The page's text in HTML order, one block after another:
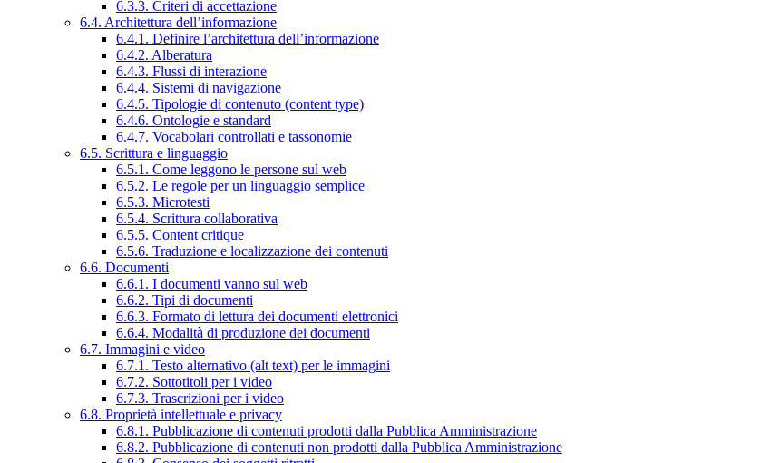
6.3.3. Criteri di accettazione
6.4. Architettura dell’informazione
6.4.1. Definire l’architettura dell’informazione
6.4.2. Alberatura
6.4.3. Flussi di interazione
6.4.4. Sistemi di navigazione
6.4.5. Tipologie di contenuto (content type)
6.4.6. Ontologie e standard
6.4.7. Vocabolari controllati e tassonomie
6.5. Scrittura e linguaggio
6.5.1. Come leggono le persone sul web
6.5.2. Le regole per un linguaggio semplice
6.5.3. Microtesti
6.5.4. Scrittura collaborativa
6.5.5. Content critique
6.5.6. Traduzione e localizzazione dei contenuti
6.6. Documenti
6.6.1. I documenti vanno sul web
6.6.2. Tipi di documenti
6.6.3. Formato di lettura dei documenti elettronici
6.6.4. Modalità di produzione dei documenti
6.7. Immagini e video
6.7.1. Testo alternativo (alt text) per le immagini
6.7.2. Sottotitoli per i video
6.7.3. Trascrizioni per i video
6.8. Proprietà intellettuale e privacy
6.8.1. Pubblicazione di contenuti prodotti dalla Pubblica Amministrazione
6.8.2. Pubblicazione di contenuti non prodotti dalla Pubblica Amministrazione